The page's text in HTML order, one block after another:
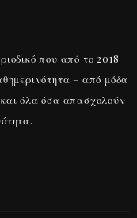
που από το 2018
– από μόδα
και όλα όσα απασχολούν